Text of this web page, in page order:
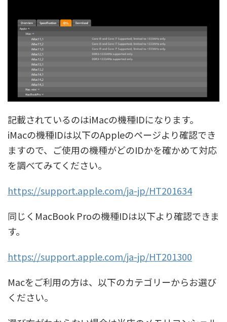
記載されているのはiMacの機種IDになります。
iMacの機種IDは以下のAppleのページより確認でき
ますので、ご使用の機種がどのIDかを確かめて対応
を調べてみてください。
https://support.apple.com/ja-jp/HT201634
同じくMacBook Proの機種IDは以下より確認できま
す。
https://support.apple.com/ja-jp/HT201300
Macをご利用の方は、以下のカテゴリーからお選び
ください。